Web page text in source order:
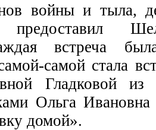
войны и тыла,
предоставил
встреча
самой стала
Гладковой из
Ольга
домой».